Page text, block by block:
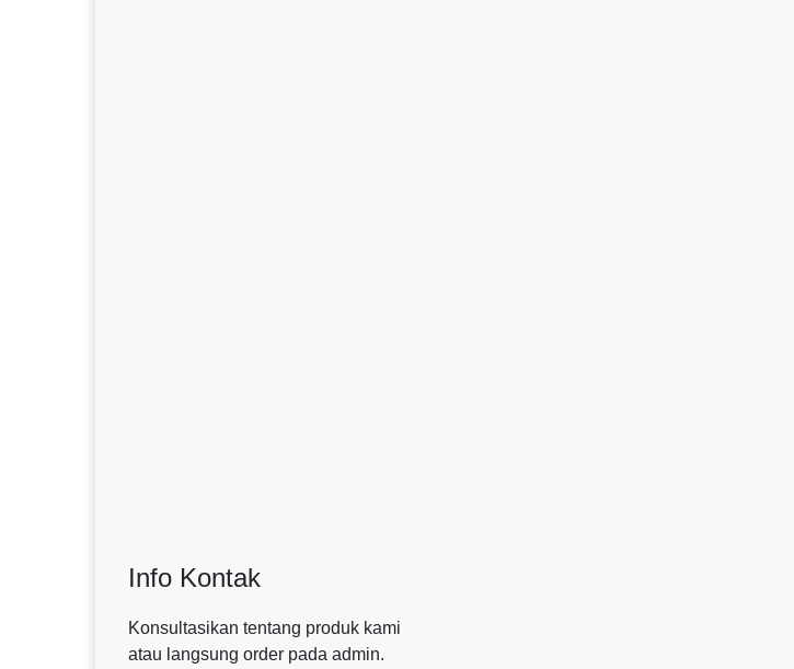
Info Kontak
Konsultasikan tentang produk kami
atau langsung order pada admin.